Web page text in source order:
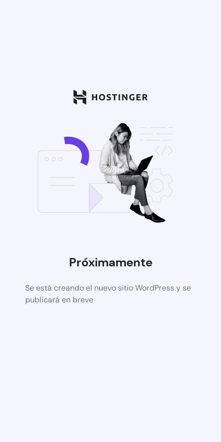
Próximamente
Se está creando el nuevo sitio WordPress y se
publicará en breve